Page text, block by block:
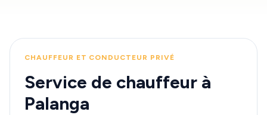
CHAUFFEUR ET CONDUCTEUR PRIVÉ
Service de chauffeur à
Palanga